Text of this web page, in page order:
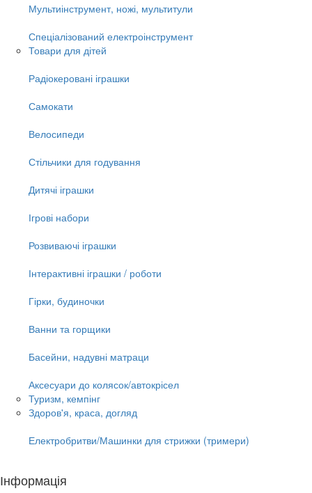
Мультиінструмент, ножі, мультитули
Спеціалізований електроінструмент
Товари для дітей
Радіокеровані іграшки
Самокати
Велосипеди
Стільчики для годування
Дитячі іграшки
Ігрові набори
Розвиваючі іграшки
Інтерактивні іграшки / роботи
Гірки, будиночки
Ванни та горщики
Басейни, надувні матраци
Аксесуари до колясок/автокрісел
Туризм, кемпінг
Здоров'я, краса, догляд
Електробритви/Машинки для стрижки (тримери)
Інформація